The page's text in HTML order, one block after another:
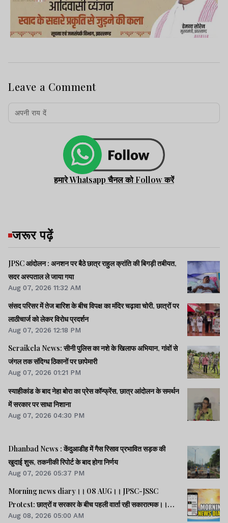
Leave a Comment
हमारे Whatsapp चैनल को Follow करें
जरूर पढ़ें
JPSC आंदोलन : अनशन पर बैठे छात्र राहुल क्रांति की बिगड़ी तबीयत,
सदर अस्पताल ले जाया गया
Aug 07, 2026 11:32 AM
संसद परिसर में तेज बारिश के बीच विपक्ष का मंदिर चढ़ावा चोरी, छात्रों पर
लाठीचार्ज को लेकर विरोध प्रदर्शन
Aug 07, 2026 12:18 PM
Seraikela News: सीनी पुलिस का नशे के खिलाफ अभियान, गांवों से
जंगल तक संदिग्ध ठिकानों पर छापेमारी
Aug 07, 2026 01:21 PM
स्याहीकांड के बाद नेहा बोरा का प्रेस कॉन्फ्रेंस, छात्र आंदोलन के समर्थन
में सरकार पर साधा निशाना
Aug 07, 2026 04:30 PM
Dhanbad News : केंदुआडीह में गैस रिसाव प्रभावित सड़क की
खुदाई शुरू, तकनीकी रिपोर्ट के बाद होगा निर्णय
Aug 07, 2026 05:37 PM
Morning news diary।। 08 AUG।। JPSC-JSSC
Protest: छात्रों व सरकार के बीच पहली वार्ता रही सकारात्मक।।
साइबर क्राइम मामलों की जांच में झारखंड पुलिस फिसड्डी।।संसद में
Aug 08, 2026 05:00 AM